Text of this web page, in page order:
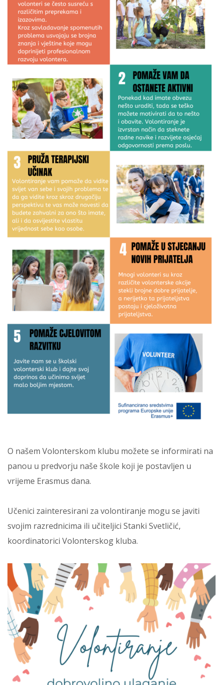
O našem Volonterskom klubu možete se informirati na
panou u predvorju naše škole koji je postavljen u
vrijeme Erasmus dana.
Učenici zainteresirani za volontiranje mogu se javiti
svojim razrednicima ili učiteljici Stanki Svetličić,
koordinatorici Volonterskog kluba.